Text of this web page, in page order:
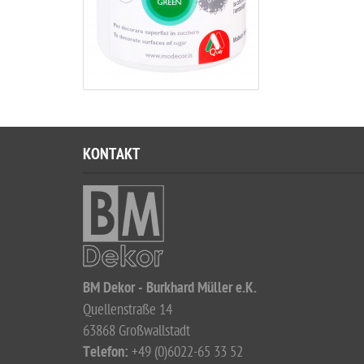
KONTAKT
BM Dekor - Burkhard Müller e.K.
Quellenstraße 14
63868 Großwallstadt
Telefon: +49 (0)6022-65 33 52